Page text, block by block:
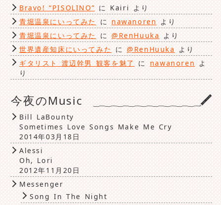
Bravo! “PISOLINO” に Kairi より
青堀温泉にいってみた
に nawanoren より
青堀温泉にいってみた
に @RenHuuka より
世界遺産知床にいってみた に@RenHuuka
より
ギタリスト 渡辺幹男 観客を魅了
に nawanoren
よ
り
今夜のMusic
Bill LaBounty
Sometimes Love Songs Make Me Cry
2014年03月18日
Alessi
Oh, Lori
2012年11月20日
Messenger
Song In The Night